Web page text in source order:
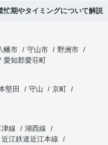
期やタイミングについて解説
幡市 守山市
野洲市
愛知郡愛荘町
堅田 守山
京町
津線
湖西線
近江鉄道近江本線